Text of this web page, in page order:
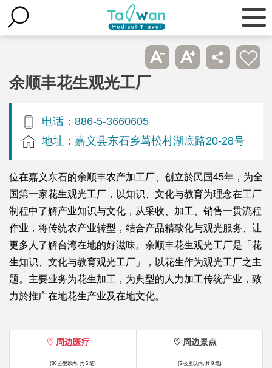
余顺丰花生观光工厂
电话：886-5-3660605
地址：嘉义县东石乡茑松村湖底路20-28号
位在嘉义东石的余顺丰农产加工厂、创立於民国45年，为全
国第一家花生观光工厂，以知识、文化与教育为理念在工厂
制程中了解产业知识与文化，从采收、加工、销售一贯流程
作业，将传统农产业转型，结合产品精致化与观光服务、让
更多人了解台湾在地的好滋味。余顺丰花生观光工厂是「花
生知识、文化与教育观光工厂」，以花生作为观光工厂之主
题。主要业务为花生加工，为典型的人力加工传统产业，致
力於推广在地花生产业及在地文化。
周边医疗
(30 公里以内, 共 5 笔)
周边景点
(2 公里以内, 共 9 笔)